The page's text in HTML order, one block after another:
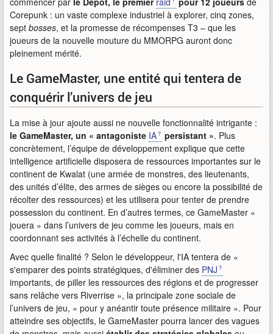
Corepunk : un vaste complexe industriel à explorer, cinq zones,
sept bosses, et la promesse de récompenses T3 – que les
joueurs de la nouvelle mouture du MMORPG auront donc
pleinement mérité.
Le GameMaster, une entité qui tentera de
conquérir l’univers de jeu
La mise à jour ajoute aussi ne nouvelle fonctionnalité intrigante :
le GameMaster, un « antagoniste IA persistant ». Plus
concrètement, l’équipe de développement explique que cette
intelligence artificielle disposera de ressources importantes sur le
continent de Kwalat (une armée de monstres, des lieutenants,
des unités d’élite, des armes de sièges ou encore la possibilité de
récolter des ressources) et les utilisera pour tenter de prendre
possession du continent. En d’autres termes, ce GameMaster «
jouera » dans l’univers de jeu comme les joueurs, mais en
coordonnant ses activités à l’échelle du continent.
Avec quelle finalité ? Selon le développeur, l'IA tentera de «
s'emparer des points stratégiques, d'éliminer des PNJ
importants, de piller les ressources des régions et de progresser
sans relâche vers Riverrise », la principale zone sociale de
l’univers de jeu, « pour y anéantir toute présence militaire ». Pour
atteindre ses objectifs, le GameMaster pourra lancer des vagues